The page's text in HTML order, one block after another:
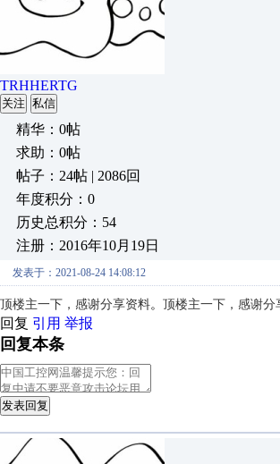
TRHHERTG
关注 私信
精华：0帖
求助：0帖
帖子：24帖 | 2086回
年度积分：0
历史总积分：54
注册：2016年10月19日
发表于：2021-08-24 14:08:12
顶楼主一下，感谢分享资料。 顶楼主一下，感谢分
回复 引用 举报
回复本条
发表回复